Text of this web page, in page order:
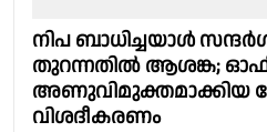
നിപ ബാധിച്ചയാൾ
തുറന്നതിൽ ആശങ്ക;
അണുവിമുക്തമാക്കിയ
വിശദീകരണം